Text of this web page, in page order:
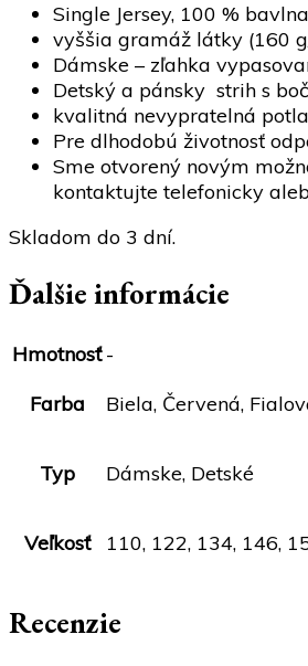
Single Jersey, 100 %
vyššia gramáž látky (160
Dámske – zľahka
Detský a pánsky strih s
kvalitná nevypratelná
Pre dlhodobú životnosť
Sme otvorený novým
kontaktujte telefonicky
Skladom do 3 dní.
Ďalšie informácie
Hmotnosť -
Farba
Biela, Červená,
Typ Dámske, Detské
Veľkosť 110, 122, 134, 146,
Recenzie